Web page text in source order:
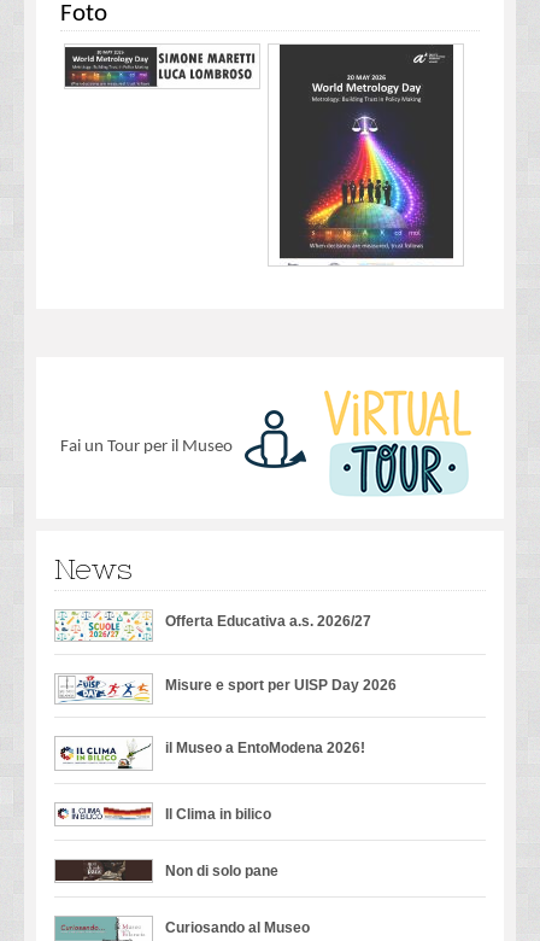
Foto
Fai un Tour per il Museo
News
Offerta Educativa a.s. 2026/27
Misure e sport per UISP Day 2026
il Museo a EntoModena 2026!
Il Clima in bilico
Non di solo pane
Curiosando al Museo